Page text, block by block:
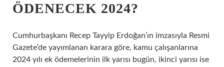
ÖDENECEK 2024?
Cumhurbaşkanı Recep Tayyip Erdoğan’ın imzasıyla Resmi
Gazete’de yayımlanan karara göre, kamu çalışanlarına
2024 yılı ek ödemelerinin ilk yarısı bugün, ikinci yarısı ise